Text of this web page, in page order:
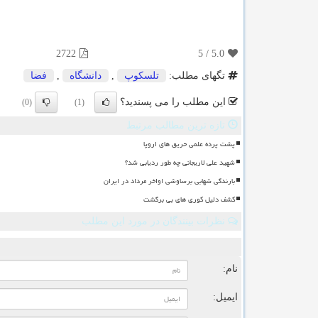
5.0
/
5
2722
تگهای مطلب: تلسكوپ دانشگاه فضا
این مطلب را می پسندید؟ (1)
(0)
تازه ترین مطالب مرتبط
پشت پرده علمی حریق های اروپا
شهید علی لاریجانی چه طور ردیابی شد؟
بارندگی شهابی برساوشی اواخر مرداد در ایران
کشف دلیل کوری های بی برگشت
نظرات بینندگان در مورد این مطلب
نام:
ایمیل: